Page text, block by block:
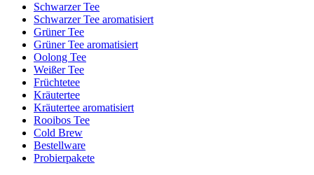
Schwarzer Tee
Schwarzer Tee aromatisiert
Grüner Tee
Grüner Tee aromatisiert
Oolong Tee
Weißer Tee
Früchtetee
Kräutertee
Kräutertee aromatisiert
Rooibos Tee
Cold Brew
Bestellware
Probierpakete